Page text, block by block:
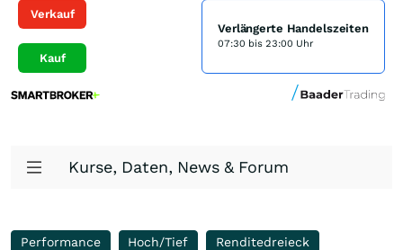
Verkauf
Kauf
Verlängerte Handelszeiten
07:30 bis 23:00 Uhr
Kurse, Daten, News & Forum
Performance Hoch/Tief
Renditedreieck